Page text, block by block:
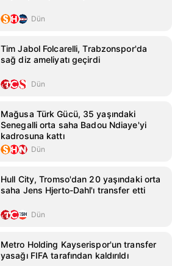
Dün
Tim Jabol Folcarelli, Trabzonspor'da
sağ diz ameliyatı geçirdi
Dün
Mağusa Türk Gücü, 35 yaşındaki
Senegalli orta saha Badou Ndiaye'yi
kadrosuna kattı
Dün
Hull City, Tromso'dan 20 yaşındaki orta
saha Jens Hjerto-Dahl'ı transfer etti
Dün
Metro Holding Kayserispor'un transfer
yasağı FIFA tarafından kaldırıldı